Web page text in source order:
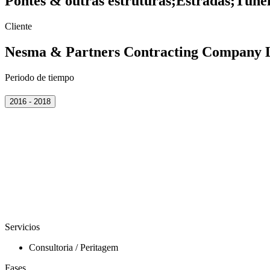
Cliente
Nesma & Partners Contracting Company
Periodo de tiempo
2016 - 2018
Servicios
Consultoria / Peritagem